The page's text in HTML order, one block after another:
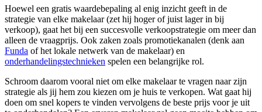
Hoewel een gratis waardebepaling al enig inzicht geeft in de
strategie van elke makelaar (zet hij hoger of juist lager in bij
verkoop), gaat het bij een succesvolle verkoopstrategie om meer dan
alleen de vraagprijs. Ook zaken zoals promotiekanalen (denk aan
Funda of het lokale netwerk van de makelaar) en
onderhandelingstechnieken spelen een belangrijke rol.
Schroom daarom vooral niet om elke makelaar te vragen naar zijn
strategie als jij hem zou kiezen om je huis te verkopen. Wat gaat hij
doen om snel kopers te vinden vervolgens de beste prijs voor je uit